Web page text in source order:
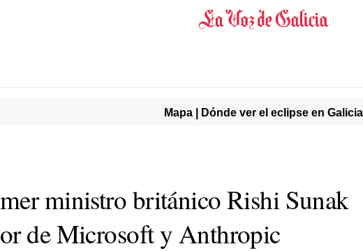
Mapa | Dónde ver el eclipse en Galicia
ministro británico Rishi Sunak
de Microsoft y Anthropic